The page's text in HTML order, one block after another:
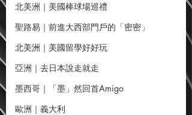
北美洲｜美國棒球場巡禮
聖路易｜前進大西部門戶的「密密」
北美洲｜美國留學好好玩
亞洲｜去日本說走就走
墨西哥｜「墨」然回首Amigo
歐洲｜義大利